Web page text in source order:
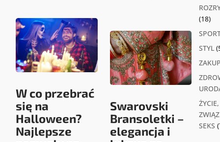
W co przebrać
się na
Halloween?
Najlepsze
Swarovski
Bransoletki –
elegancja i
(18)
STYL
ŻYCIE,
SEKS